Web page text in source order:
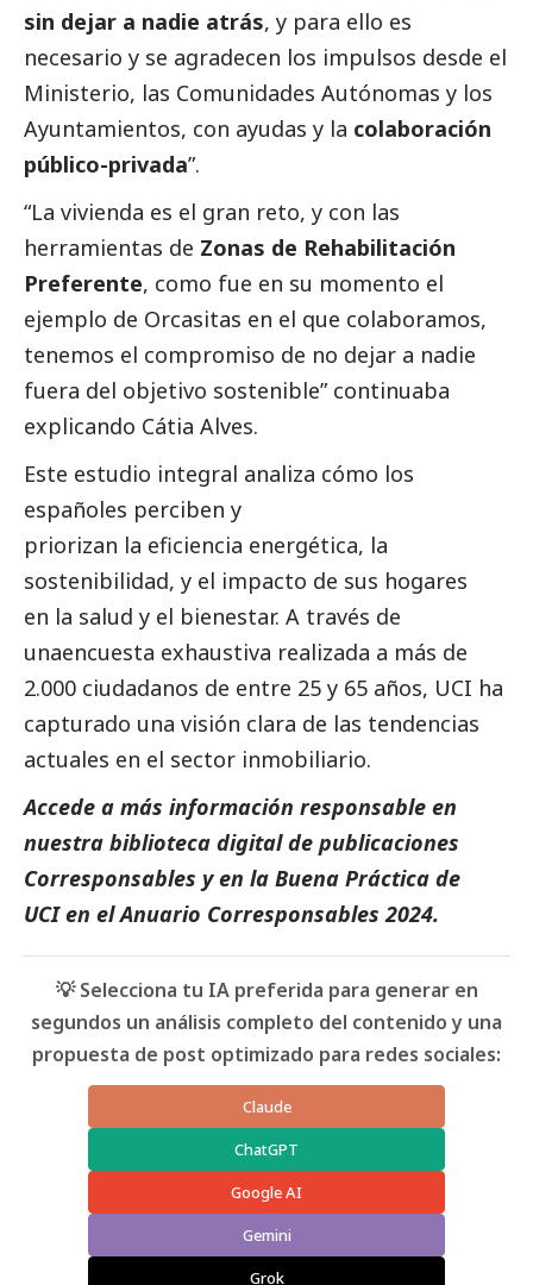
sin dejar a nadie atrás, y para ello es
necesario y se agradecen los impulsos desde el
Ministerio, las Comunidades Autónomas y los
Ayuntamientos, con ayudas y la colaboración
público-privada”.
“La vivienda es el gran reto, y con las
herramientas de Zonas de Rehabilitación
Preferente, como fue en su momento el
ejemplo de Orcasitas en el que colaboramos,
tenemos el compromiso de no dejar a nadie
fuera del objetivo sostenible” continuaba
explicando Cátia Alves.
Este estudio integral analiza cómo los
españoles perciben y
priorizan la eficiencia energética, la
sostenibilidad, y el impacto de sus hogares
en la salud y el bienestar. A través de
unaencuesta exhaustiva realizada a más de
2.000 ciudadanos de entre 25 y 65 años, UCI ha
capturado una visión clara de las tendencias
actuales en el sector inmobiliario.
Accede a más información responsable en
nuestra biblioteca digital de publicaciones
Corresponsables y en la Buena Práctica de
UCIen elAnuario Corresponsables 2024.
💡 Selecciona tu IA preferida para generar en
segundos un análisis completo del contenido y una
propuesta de post optimizado para redes sociales:
Claude
ChatGPT
Google AI
Gemini
Grok